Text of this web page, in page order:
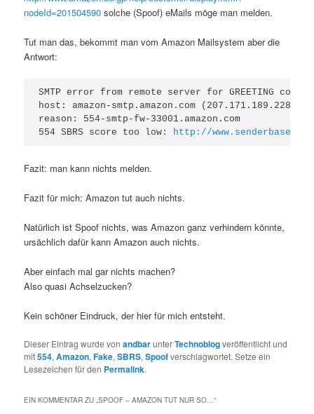
nodeId=201504590 solche (Spoof) eMails möge man melden.
Tut man das, bekommt man vom Amazon Mailsystem aber die
Antwort:
SMTP error from remote server for GREETING
host: amazon-smtp.amazon.com (207.171.189.228)
reason: 554-smtp-fw-33001.amazon.com
554 SBRS score too low:
http://
Fazit: man kann nichts melden.
Fazit für mich: Amazon tut auch nichts.
Natürlich ist Spoof nichts, was Amazon ganz verhindern könnte,
ursächlich dafür kann Amazon auch nichts.
Aber einfach mal gar nichts machen?
Also quasi Achselzucken?
Kein schöner Eindruck, der hier für mich entsteht.
Dieser Eintrag wurde vonandbarunterTechnoblogveröffentlicht und
mit554,Amazon,Fake,SBRS,Spoofverschlagwortet. Setze ein
Lesezeichen für den Permalink.
EIN KOMMENTAR ZU „SPOOF – AMAZON TUT NUR SO…“